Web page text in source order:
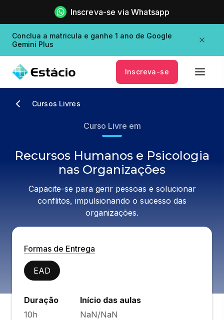
Inscreva-se via Whatsapp
Conclua a matricula e ganhe 1 ano de Google
Gemini Plus
Inscreva-se
Cursos Livres
Curso Livre em
Recursos Humanos e Psicologia
nas Organizações
Capacite-se para gerir pessoas e solucionar
conflitos, impulsionando o sucesso das
organizações.
Formas de Entrega
EAD
Duração
10h
Início das aulas
NaN/NaN